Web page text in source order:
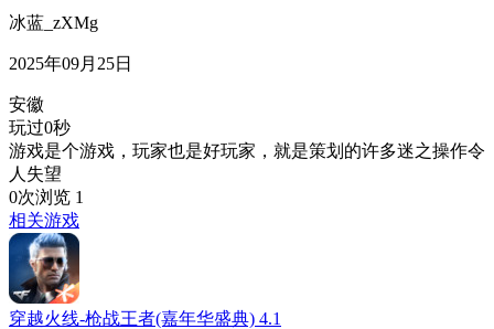
冰蓝_zXMg
2025年09月25日
安徽
玩过0秒
游戏是个游戏，玩家也是好玩家，就是策划的许多迷之操作令
人失望
0次浏览 1
相关游戏
穿越火线-枪战王者(嘉年华盛典) 4.1